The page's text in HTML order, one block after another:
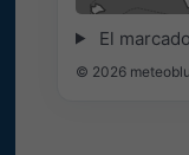
El
© 2026